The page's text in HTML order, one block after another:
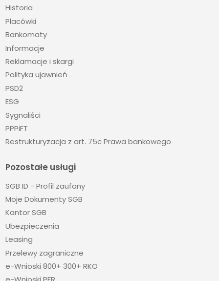
Historia
Placówki
Bankomaty
Informacje
Reklamacje i skargi
Polityka ujawnień
PSD2
ESG
Sygnaliści
PPPiFT
Restrukturyzacja z art. 75c Prawa bankowego
Pozostałe usługi
SGB ID - Profil zaufany
Moje Dokumenty SGB
Kantor SGB
Ubezpieczenia
Leasing
Przelewy zagraniczne
e-Wnioski 800+ 300+ RKO